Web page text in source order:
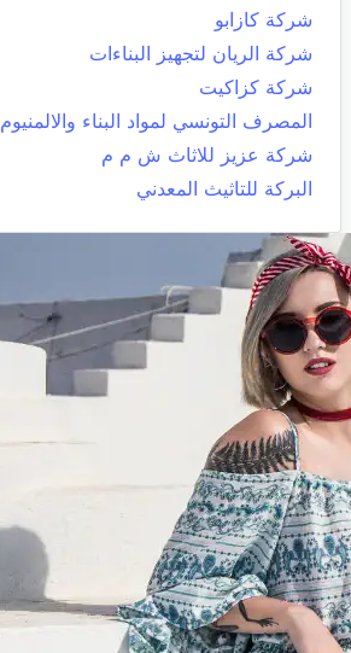
شركة كازابو
شركة الريان لتجهيز البناءات
شركة كزاكيت
المصرف التونسي لمواد البناء والالمنيوم
شركة عزيز للاثاث ش م م
البركة للتاثيث المعدني